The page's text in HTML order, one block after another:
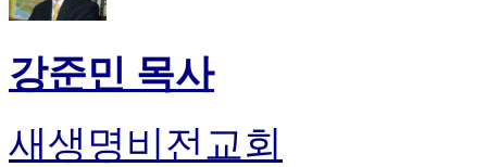
강준민 목사
새생명비전교회